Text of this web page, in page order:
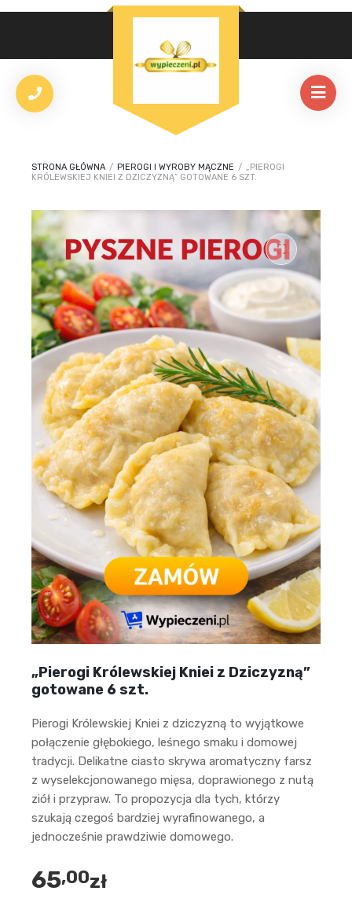
STRONA GŁÓWNA / PIEROGI I WYROBY MĄCZNE / „PIEROGI
KRÓLEWSKIEJ KNIEI Z DZICZYZNĄ” GOTOWANE 6 SZT.
🔍
„Pierogi Królewskiej Kniei z Dziczyzną”
gotowane 6 szt.
Pierogi Królewskiej Kniei z dziczyzną to wyjątkowe
połączenie głębokiego, leśnego smaku i domowej
tradycji. Delikatne ciasto skrywa aromatyczny farsz
z wyselekcjonowanego mięsa, doprawionego z nutą
ziół i przypraw. To propozycja dla tych, którzy
szukają czegoś bardziej wyrafinowanego, a
jednocześnie prawdziwie domowego.
65,00zł